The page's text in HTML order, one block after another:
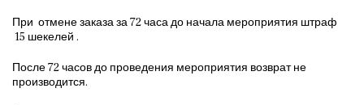
При отмене заказа за 72 часа до начала мероприятия штраф
15 шекелей .
После 72 часов до проведения мероприятия возврат не
производится.